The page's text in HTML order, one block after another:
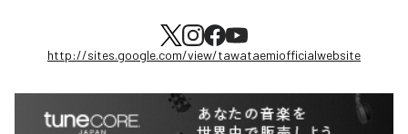
http://sites.google.com/view/tawataemiofficialwebsite